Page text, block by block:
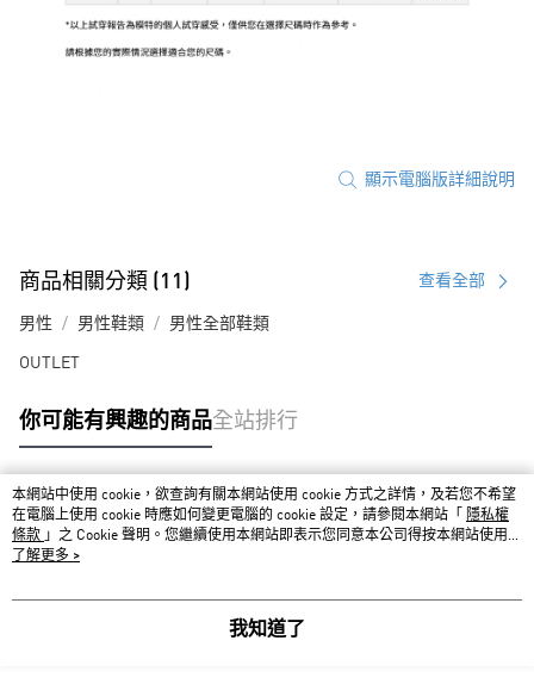
顯示電腦版詳細說明
商品相關分類 (11) 查看全部
男性 男性鞋類 男性全部鞋類
OUTLET
你可能有興趣的商品全站排行
熱門標籤
本網站中使用 cookie，欲查詢有關本網站使用 cookie 方式之詳情，及若您不希望
在電腦上使用 cookie 時應如何變更電腦的 cookie 設定，請參閱本網站「
隱私權
條款 」之 Cookie 聲明。您繼續使用本網站即表示您同意本公司得按本網站使用條
款之 Cookie 聲明使用 cookie。
了解更多 >
我知道了